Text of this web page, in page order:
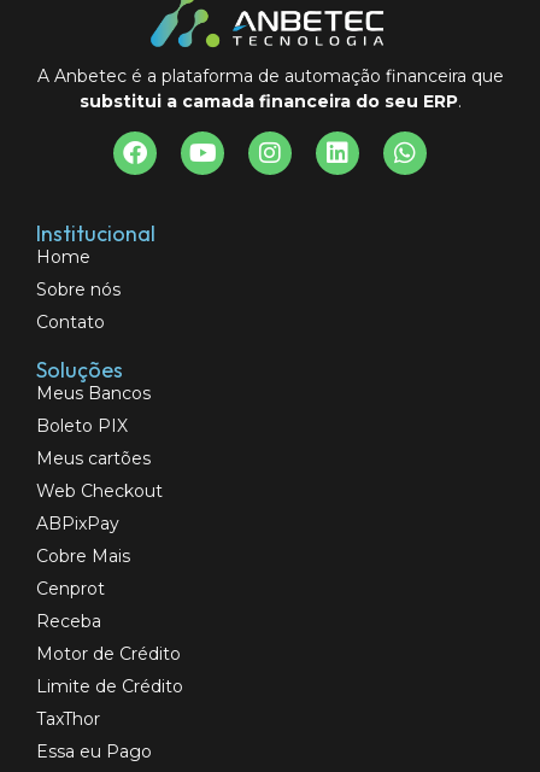
A Anbetec é a plataforma de automação financeira que
substitui a camada financeira do seu ERP.
Institucional
Home
Sobre nós
Contato
Soluções
Meus Bancos
Boleto PIX
Meus cartões
Web Checkout
ABPixPay
Cobre Mais
Cenprot
Receba
Motor de Crédito
Limite de Crédito
TaxThor
Essa eu Pago